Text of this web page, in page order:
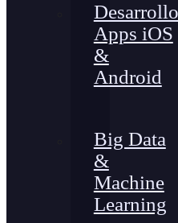
Desarrollo
Apps iOS
&
Android
Big Data
&
Machine
Learning